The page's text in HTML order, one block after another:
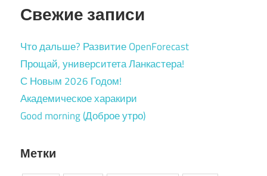
Свежие записи
Что дальше? Развитие OpenForecast
Прощай, университета Ланкастера!
С Новым 2026 Годом!
Академическое харакири
Good morning (Доброе утро)
Метки